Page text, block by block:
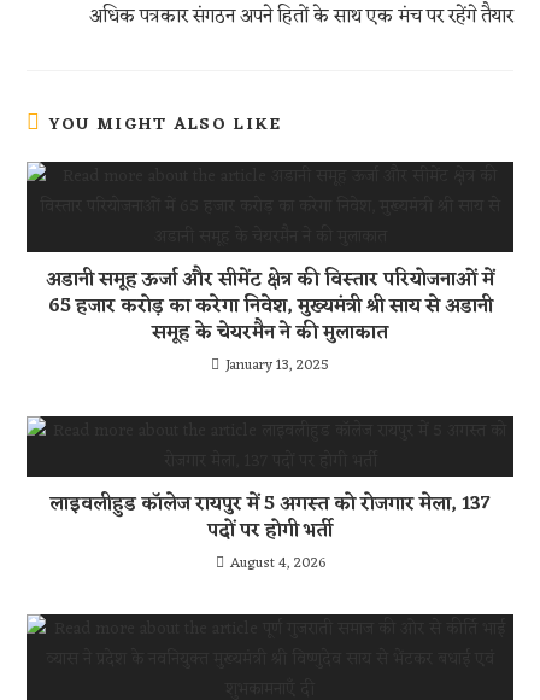
अधिक पत्रकार संगठन अपने हितों के साथ एक मंच पर रहेंगे तैयार
YOU MIGHT ALSO LIKE
अडानी समूह ऊर्जा और सीमेंट क्षेत्र की विस्तार परियोजनाओं में
65 हजार करोड़ का करेगा निवेश, मुख्यमंत्री श्री साय से अडानी
समूह के चेयरमैन ने की मुलाकात
January 13, 2025
लाइवलीहुड कॉलेज रायपुर में 5 अगस्त को रोजगार मेला, 137
पदों पर होगी भर्ती
August 4, 2026